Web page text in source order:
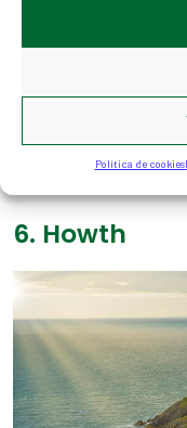
Política de cookies
cristianizar os
Lá ficam os restos da
cemitério com
6. Howth